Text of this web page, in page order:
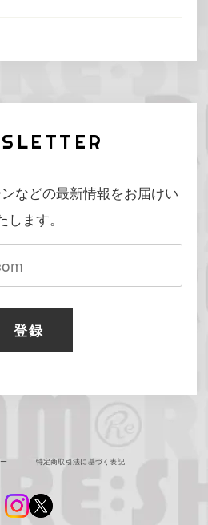
などの最新情報をお届けい
します。
登録
特定商取引法に基づく表記